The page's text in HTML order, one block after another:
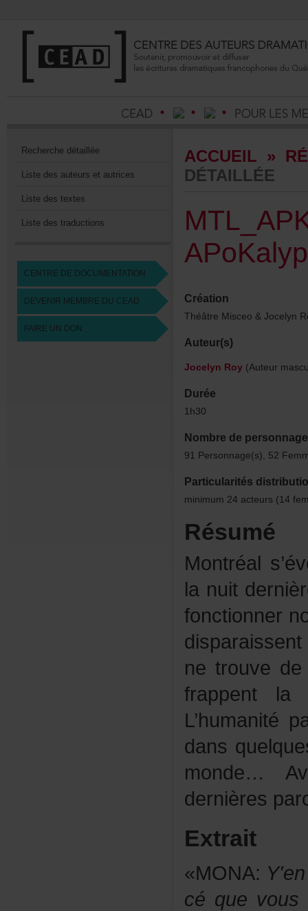
Recherchedétaillée
Listedesauteursetautrices
Listedestextes
Listedestraductions
CENTREDEDOCUMENTATION
DEVENIRMEMBREDUCEAD
FAIREUNDON
ACCUEIL »
DÉTAILLÉE
Création
Auteur(s)
JocelynRoy
Durée
1h30
Résumé
Extrait
«MONA: